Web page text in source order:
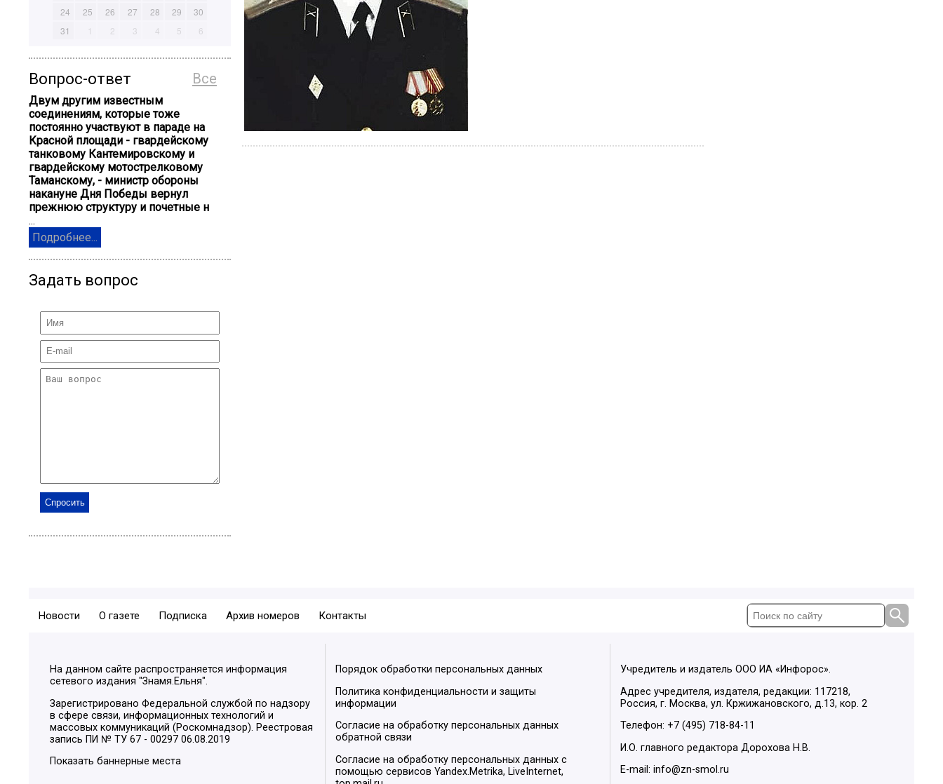
24
25 26 27 28 29
30
31
1 2 3 4 5 6
Все
Вопрос-ответ
Двум другим известным
соединениям, которые тоже
постоянно участвуют в параде на
Красной площади - гвардейскому
танковому Кантемировскому и
гвардейскому мотострелковому
Таманскому, - министр обороны
накануне Дня Победы вернул
прежнюю структуру и почетные н
...
Подробнее...
Задать вопрос
Новости О газете Подписка Архив номеров Контакты
На данном сайте распространяется информация
сетевого издания "Знамя.Ельня".
Зарегистрировано Федеральной службой по надзору
в сфере связи, информационных технологий и
массовых коммуникаций (Роскомнадзор). Реестровая
запись ПИ № ТУ 67 - 00297 06.08.2019
Показать баннерные места
Порядок обработки персональных данных
Политика конфиденциальности и защиты
информации
Согласие на обработку персональных данных
обратной связи
Согласие на обработку персональных данных с
помощью сервисов Yandex.Metrika, LiveInternet,
Учредитель и издатель ООО ИА «Инфорос».
Адрес учредителя, издателя, редакции: 117218,
Россия, г. Москва, ул. Кржижановского, д.13, кор. 2
Телефон: +7 (495) 718-84-11
И.О. главного редактора Дорохова Н.В.
E-mail: info@zn-smol.ru